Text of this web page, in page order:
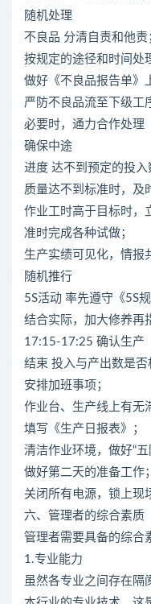
随机处理
不良品 分清自责和他责
按规定的途径和时间处
做好《不良品报告单》
严防不良品流至下级工
必要时，通力合作处理
确保中途
进度 达不到预定的投入
质量达不到标准时，及
作业工时高于目标时，
准时完成各种试做；
生产实绩可见化，情报
随机推行
5S活动 率先遵守《5S
结合实际，加大修养再
17:15-17:25 确认生产
结束 投入与产出数是否
安排加班事项；
作业台、生产线上有无
填写《生产日报表》；
清洁作业环境，做好“五
做好第二天的准备工作；
关闭所有电源，锁上现
六、管理者的综合素质
管理者需要具备的综合
1.专业能力
虽然各专业之间存在隔